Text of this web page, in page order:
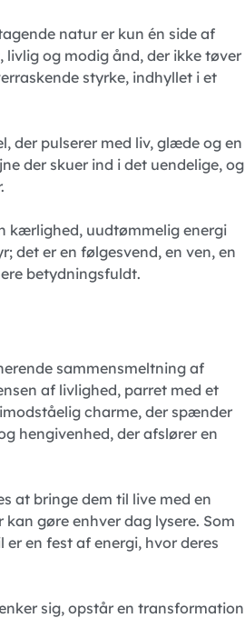
natur er kun én side af
livlig og modig ånd, der ikke tøver
styrke, indhyllet i et
der pulserer med liv, glæde og en
der skuer ind i det uendelige, og
kærlighed, uudtømmelig energi
det er en følgesvend, en ven, en
betydningsfuldt.
sammensmeltning af
af livlighed, parret med et
charme, der spænder
hengivenhed, der afslører en
at bringe dem til live med en
gøre enhver dag lysere. Som
en fest af energi, hvor deres
sig, opstår en transformation